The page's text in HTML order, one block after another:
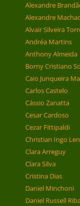
Alexandre
Alexandre
Alvair Silveira
Andréa Martins
Anthony Almeida
Borny Cristiano So
Caio Junqueira
Carlos Castelo
Cássio Zanatta
Cesar Cardoso
Cezar Fittipaldi
Christian Ingo
Clara Arreguy
Clara Silva
Cristina Dias
Daniel Minchoni
Daniel Russell